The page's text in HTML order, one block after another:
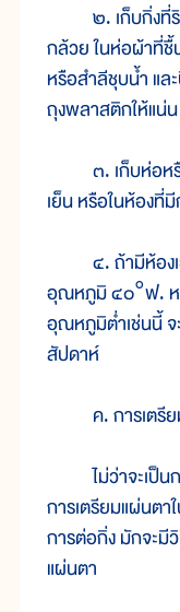
๒. เก็บกิ่งที่ริด
กล้วย ในห่อผ้าที่ชื้
หรือสำลีชุบน้ำ แล
ถุงพลาสติกให้แน่น
๓. เก็บห่อหรือ
เย็น หรือในห้องที่
๔. ถ้ามีห้องเย็
อุณหภูมิ ๔๐°ฟ. ห
อุณหภูมิต่ำเช่นนี้ จ
สัปดาห์
ค. การเตรีย
ไม่ว่าจะเป็นก
การเตรียมแผ่นตา
การต่อกิ่ง มักจะมี
แผ่นตา